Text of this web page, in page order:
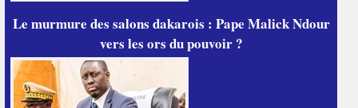
Le murmure des salons dakarois : Pape Malick Ndour
vers les ors du pouvoir ?